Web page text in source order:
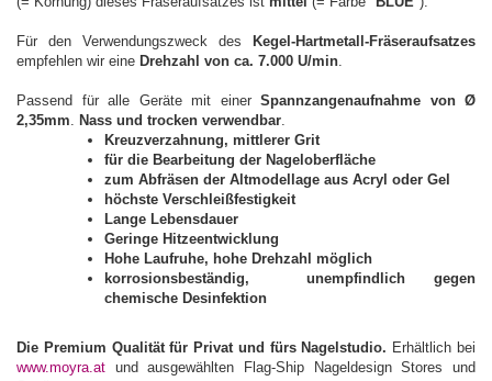
Für den Verwendungszweck des
Kegel-Hartmetall-Fräseraufsatzes
empfehlen wir eine Drehzahl von ca. 7.000 U/min.
Passend für alle Geräte mit einer Spannzangenaufnahme von Ø
2,35mm. Nass und trocken verwendbar.
Kreuzverzahnung, mittlerer Grit
für die Bearbeitung der Nageloberfläche
zum Abfräsen der Altmodellage aus Acryl oder Gel
höchste Verschleißfestigkeit
Lange Lebensdauer
Geringe Hitzeentwicklung
Hohe Laufruhe, hohe Drehzahl möglich
korrosionsbeständig, unempfindlich gegen
chemische Desinfektion
Die Premium Qualität für Privat und fürs Nagelstudio. Erhältlich bei
www.moyra.at und ausgewählten Flag-Ship Nageldesign Stores und